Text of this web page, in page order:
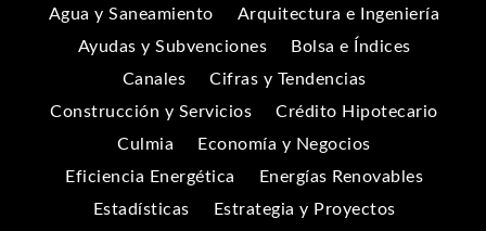
Agua y Saneamiento
Arquitectura e Ingeniería
Ayudas y Subvenciones
Bolsa e Índices
Canales
Cifras y Tendencias
Construcción y Servicios
Crédito Hipotecario
Culmia
Economía y Negocios
Eficiencia Energética
Energías Renovables
Estadísticas
Estrategia y Proyectos